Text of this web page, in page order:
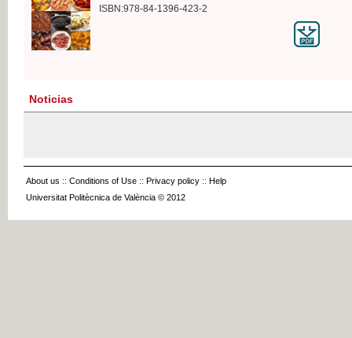
ISBN:978-84-1396-423-2
Noticias
About us :: Conditions of Use :: Privacy policy :: Help
Universitat Politècnica de València © 2012